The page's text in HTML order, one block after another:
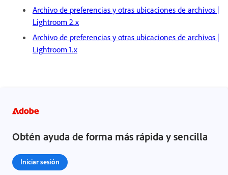
Archivo de preferencias y otras ubicaciones de archivos |
Lightroom 2.x
Archivo de preferencias y otras ubicaciones de archivos |
Lightroom 1.x
Obtén ayuda de forma más rápida y sencilla
Iniciar sesión